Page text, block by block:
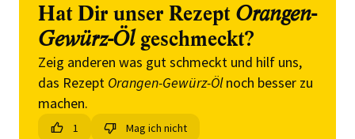
Hat Dir unser Rezept Orangen-
Gewürz-Ölgeschmeckt?
Zeig anderen was gut schmeckt und hilf uns,
das Rezept Orangen-Gewürz-Ölnoch besser zu
machen.
1 Mag ich nicht